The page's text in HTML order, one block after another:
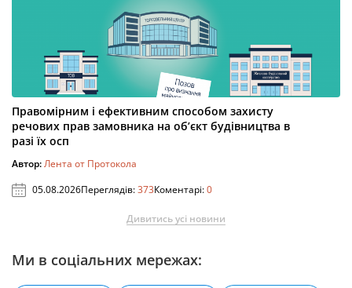
Правомірним і ефективним способом захисту
речових прав замовника на об’єкт будівництва в
разі їх осп
Автор:Лента от Протокола
05.08.2026Переглядів:373Коментарі:0
Дивитись усі новини
Ми в соціальних мережах: